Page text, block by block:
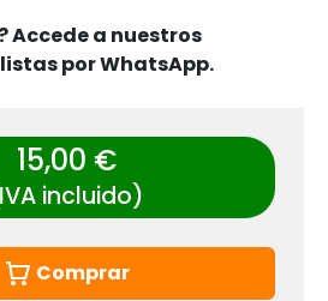
Accede a nuestros
por WhatsApp.
15,00 €
incluido)
Comprar